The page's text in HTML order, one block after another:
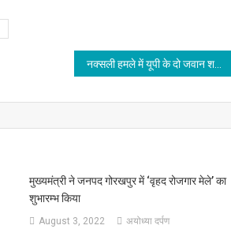
नक्सली हमले में यूपी के दो जवान शहीद,अयोध्या और चंदौली के निवासी,घर में मचा कोहराम
मुख्यमंत्री ने जनपद गोरखपुर में ‘वृहद रोजगार मेले’ का
शुभारम्भ किया
August 3, 2022 अयोध्या दर्पण